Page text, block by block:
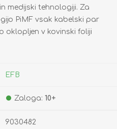
medijski tehnologiji. Za
PiMF vsak kabelski par
oklopljen v kovinski foliji
EFB
Zaloga: 10+
9030482